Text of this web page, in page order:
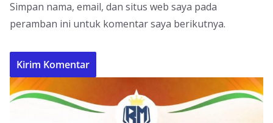
Simpan nama, email, dan situs web saya pada
peramban ini untuk komentar saya berikutnya.